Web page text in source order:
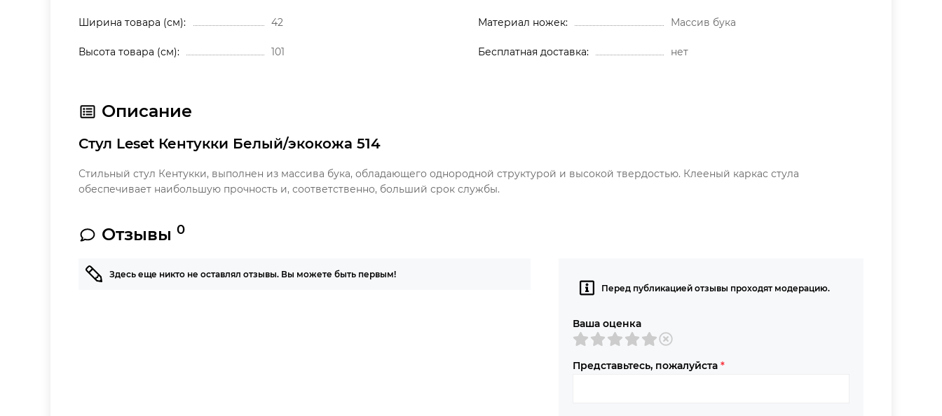
Ширина товара (см) 42
Высота товара (см) 101
Материал ножек Массив бука
Бесплатная доставка нет
Описание
Стул Leset Кентукки Белый/экокожа 514
Стильный стул Кентукки, выполнен из массива бука, обладающего однородной структурой и высокой твердостью. Клееный каркас стула
обеспечивает наибольшую прочность и, соответственно, больший срок службы.
Отзывы0
Здесь еще никто не оставлял отзывы. Вы можете быть первым!
Перед публикацией отзывы проходят модерацию.
Ваша оценка
Представьтесь, пожалуйста *